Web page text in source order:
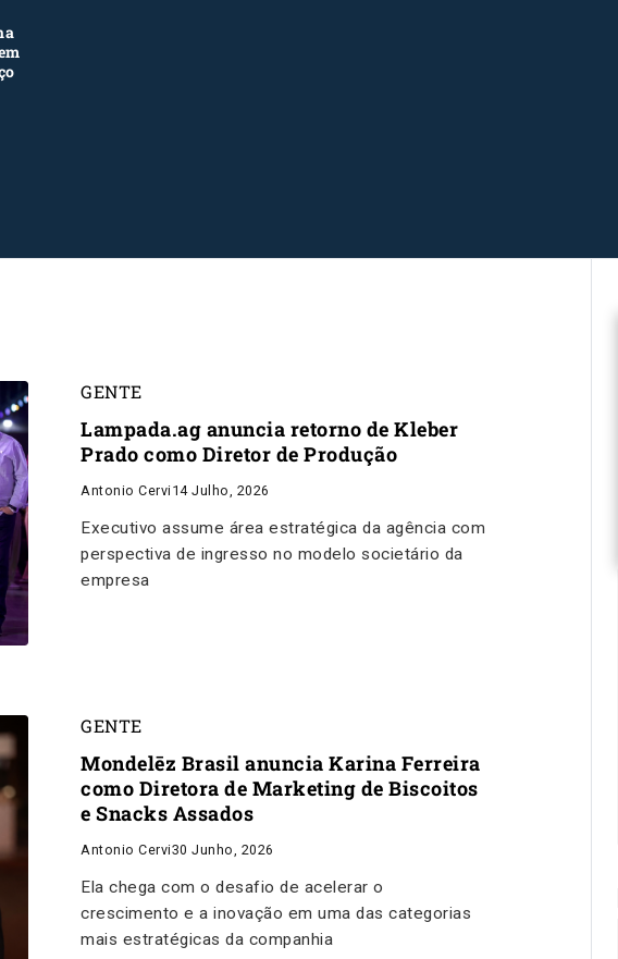
GENTE
Lampada.ag anuncia retorno de Kleber
Prado como Diretor de Produção
Antonio Cervi 14 Julho, 2026
Executivo assume área estratégica da agência com
perspectiva de ingresso no modelo societário da
empresa
GENTE
Mondelēz Brasil anuncia Karina Ferreira
como Diretora de Marketing de Biscoitos
e Snacks Assados
Antonio Cervi30 Junho, 2026
Ela chega com o desafio de acelerar o
crescimento e a inovação em uma das categorias
mais estratégicas da companhia